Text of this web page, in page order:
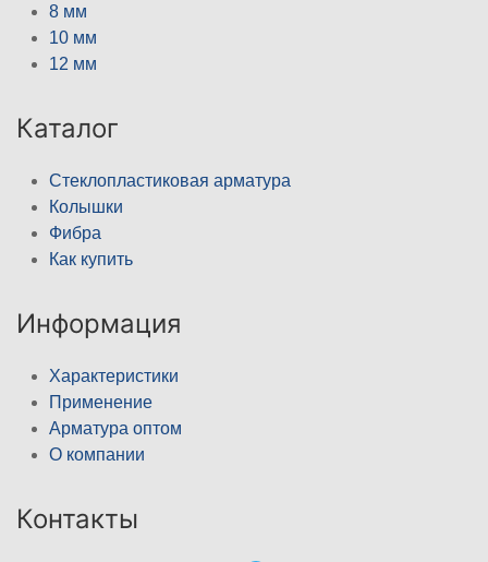
8 мм
10 мм
12 мм
Каталог
Стеклопластиковая арматура
Колышки
Фибра
Как купить
Информация
Характеристики
Применение
Арматура оптом
О компании
Контакты